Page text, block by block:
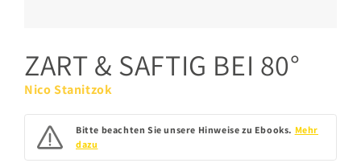
ZART & SAFTIG BEI 80°
Nico Stanitzok
Bitte beachten Sie unsere Hinweise zu Ebooks. Mehr
dazu